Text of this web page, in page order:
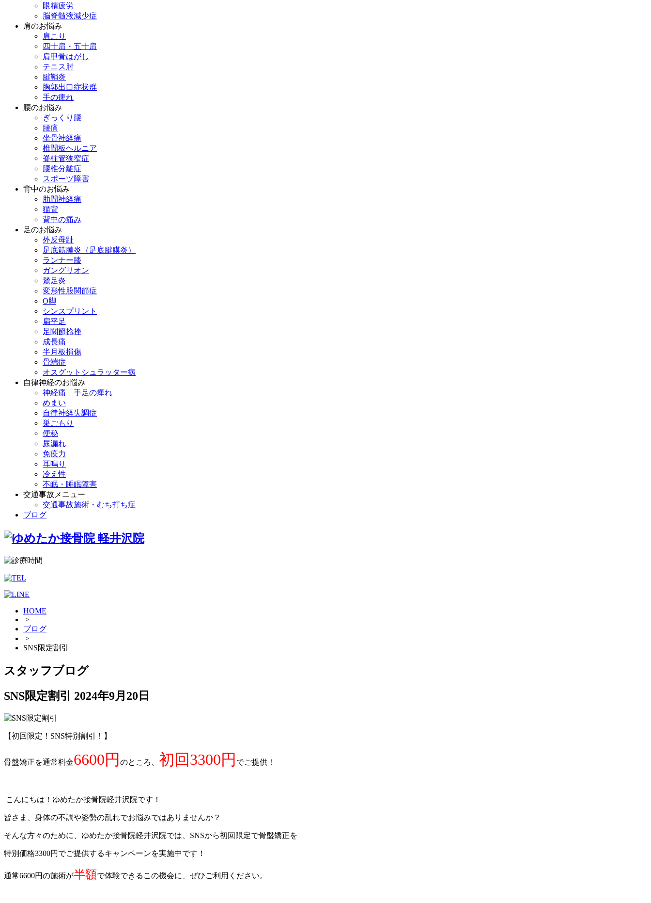
眼精疲労
脳脊髄液減少症
肩のお悩み
肩こり
四十肩・五十肩
肩甲骨はがし
テニス肘
腱鞘炎
胸郭出口症状群
手の痺れ
腰のお悩み
ぎっくり腰
腰痛
坐骨神経痛
椎間板ヘルニア
脊柱管狭窄症
腰椎分離症
スポーツ障害
背中のお悩み
肋間神経痛
猫背
背中の痛み
足のお悩み
外反母趾
足底筋膜炎（足底腱膜炎）
ランナー膝
ガングリオン
鵞足炎
変形性股関節症
O脚
シンスプリント
扁平足
足関節捻挫
成長痛
半月板損傷
骨端症
オスグットシュラッター病
自律神経のお悩み
神経痛 手足の痺れ
めまい
自律神経失調症
巣ごもり
便秘
尿漏れ
免疫力
耳鳴り
冷え性
不眠・睡眠障害
交通事故メニュー
交通事故施術・むち打ち症
ブログ
HOME
>
ブログ
>
SNS限定割引
スタッフブログ
SNS限定割引
2024年9月20日
【初回限定！SNS特別割引！】
骨盤矯正を通常料金6600円 のところ、 初回3300円 でご提供！
こんにちは！ゆめたか接骨院軽井沢院です！
皆さま、身体の不調や姿勢の乱れでお悩みではありませんか？
そんな方々のために、ゆめたか接骨院軽井沢院では、SNSから初回限定で骨盤矯正を
特別価格3300円でご提供するキャンペーンを実施中です！
通常6600円の施術が半額で体験できるこの機会に、ぜひご利用ください。